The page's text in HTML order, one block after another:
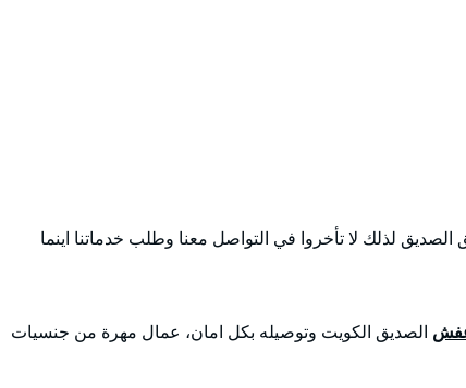
لذلك لا تأخروا في التواصل معنا وطلب خدماتنا اينما
الصديق الكويت وتوصيله بكل امان، عمال مهرة من جنسيات